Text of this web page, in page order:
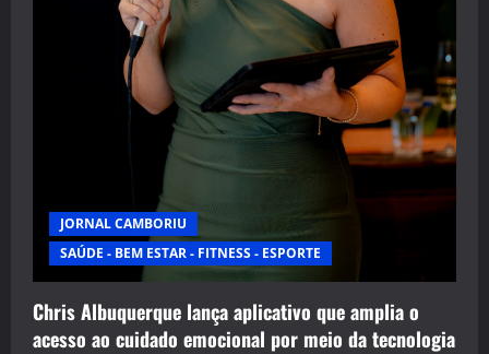
JORNAL CAMBORIU
SAÚDE - BEM ESTAR - FITNESS - ESPORTE
Chris Albuquerque lança aplicativo que amplia o
acesso ao cuidado emocional por meio da tecnologia